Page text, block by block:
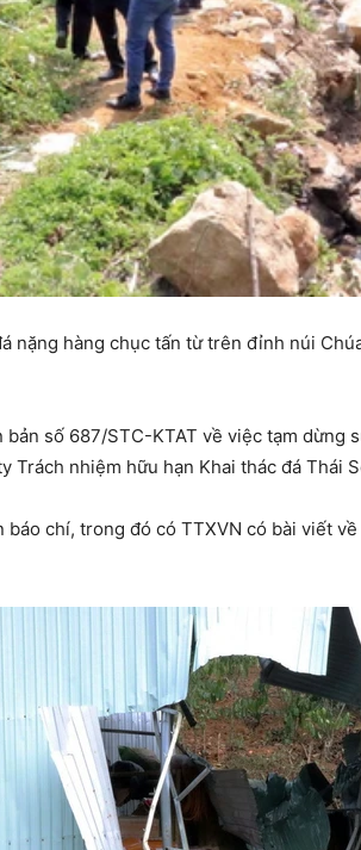
nặng hàng chục tấn từ trên đỉnh núi
số 687/STC-KTAT về việc tạm
Trách nhiệm hữu hạn Khai thác đá Thái
chí, trong đó có TTXVN có bài viết